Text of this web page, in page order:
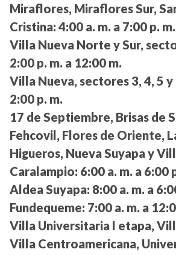
Miraflores, Miraflores Sur,
Cristina: 4:00 a. m. a 7:00 p. m.
Villa Nueva Norte y Sur,
2:00 p. m. a 12:00 m.
Villa Nueva, sectores 3, 4, 5 y
2:00 p. m.
17 de Septiembre, Brisas de
Fehcovil, Flores de Oriente,
Higueros, Nueva Suyapa y
Caralampio: 6:00 a. m. a 6:00
Aldea Suyapa: 8:00 a. m. a
Fundequeme: 7:00 a. m. a
Villa Universitaria I etapa,
Villa Centroamericana,